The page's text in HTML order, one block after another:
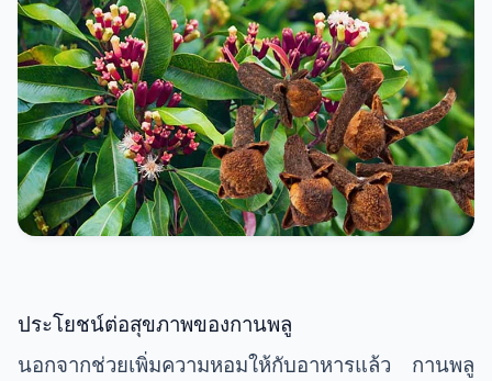
ประโยชน์ต่อสุขภาพของกานพลู
นอกจากช่วยเพิ่มความหอมให้กับอาหารแล้ว กานพลู